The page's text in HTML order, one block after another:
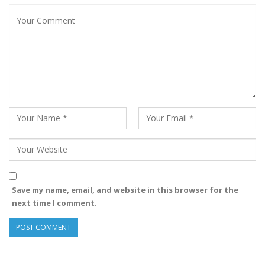
Save my name, email, and website in this browser for the
next time I comment.